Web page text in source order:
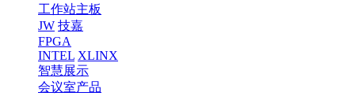
工作站主板
JW 技嘉
FPGA
INTEL XLINX
智慧展示
会议室产品